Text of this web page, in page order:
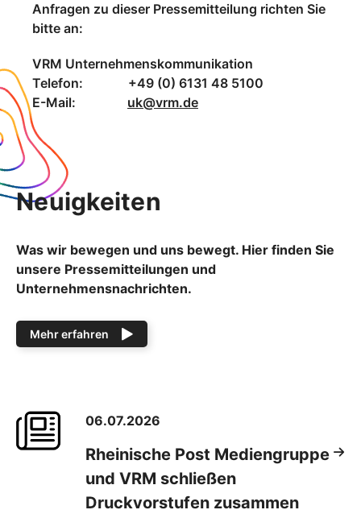
Anfragen zu dieser Pressemitteilung richten Sie
bitte an:
VRM Unternehmenskommunikation
Telefon: +49 (0) 6131 48 5100
E-Mail: uk@vrm.de
Neuigkeiten
Was wir bewegen und uns bewegt. Hier finden Sie
unsere Pressemitteilungen und
Unternehmensnachrichten.
Mehr erfahren
06.07.2026
Rheinische Post Mediengruppe
und VRM schließen
Druckvorstufen zusammen